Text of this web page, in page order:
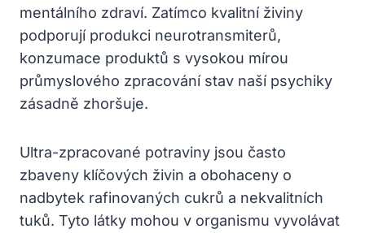
mentálního zdraví. Zatímco kvalitní živiny
podporují produkci neurotransmiterů,
konzumace produktů s vysokou mírou
průmyslového zpracování stav naší psychiky
zásadně zhoršuje.
Ultra-zpracované potraviny jsou často
zbaveny klíčových živin a obohaceny o
nadbytek rafinovaných cukrů a nekvalitních
tuků. Tyto látky mohou v organismu vyvolávat